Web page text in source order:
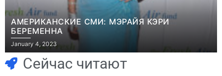
АМЕРИКАНСКИЕ СМИ: МЭРАЙЯ КЭРИ
БЕРЕМЕННА
January 4, 2023
Сейчас читают
Игры
В Rust теперь
Часть геймеров
считает, что мы